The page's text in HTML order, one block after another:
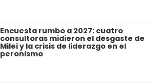
Encuesta rumbo a 2027: cuatro
consultoras midieron el desgaste de
Milei y la crisis de liderazgo en el
peronismo